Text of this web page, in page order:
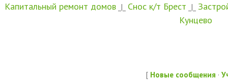
Капитальный ремонт домов _|_ Снос к/т Брест _|_
Кунцево
[ Новые сообщения ·